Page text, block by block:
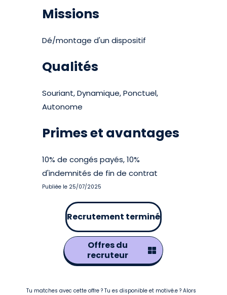
Missions
Dé/montage d'un dispositif
Qualités
Souriant, Dynamique, Ponctuel,
Autonome
Primes et avantages
10% de congés payés, 10%
d'indemnités de fin de contrat
Publiée le 25/07/2025
Recrutement terminé
Offres du
recruteur
Tu matches avec cette offre ? Tu es disponible et motivé.e ? Alors